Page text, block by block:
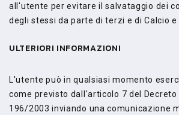
all'utente per evitare il salvataggio dei
degli stessi da parte di terzi e di Calcio e
ULTERIORI INFORMAZIONI
L'utente può in qualsiasi momento
come previsto dall'articolo 7 del Decreto
196/2003 inviando una comunicazione